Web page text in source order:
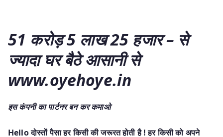
51 करोड़ 5 लाख 25 हजार – से
ज्यादा घर बैठे आसानी से
www.oyehoye.in
इस कंपनी का पार्टनर बन कर कमाओ
Hello दोस्तों पैसा हर किसी की जरूरत होती है ! हर किसी को अपने